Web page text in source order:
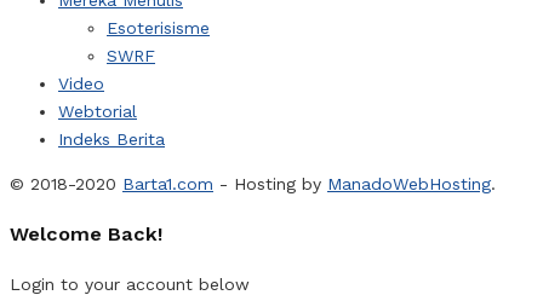
Esoterisisme
SWRF
Video
Webtorial
Indeks Berita
© 2018-2020 Barta1.com - Hosting by ManadoWebHosting.
Welcome Back!
Login to your account below